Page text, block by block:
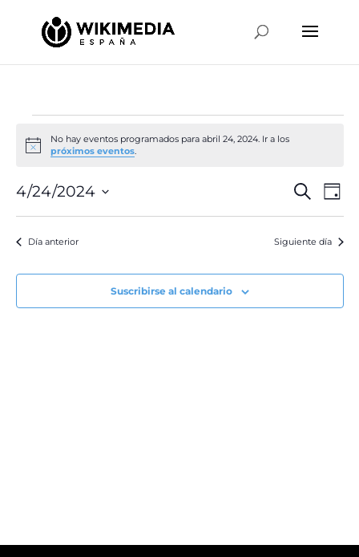
en
24,
2024
Aviso
No hay eventos programados para abril 24, 2024. Ir a los
próximos eventos.
de
y
vistas
Buscar
de
de
Día
4/24/2024
fecha.
Día anterior Siguiente día
Suscribirse al calendario